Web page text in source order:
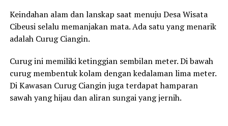
Keindahan alam dan lanskap saat menuju Desa Wisata
Cibeusi selalu memanjakan mata. Ada satu yang menarik
adalah Curug Ciangin.
Curug ini memiliki ketinggian sembilan meter. Di bawah
curug membentuk kolam dengan kedalaman lima meter.
Di Kawasan Curug Ciangin juga terdapat hamparan
sawah yang hijau dan aliran sungai yang jernih.